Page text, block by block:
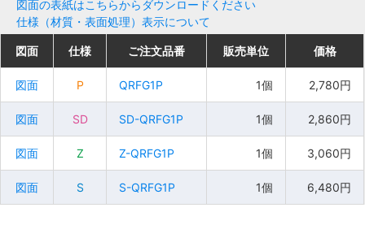
図面の表紙はこちらからダウンロードください
仕様（材質・表面処理）表示について
図面 仕様 ご注文品番 販売単位
図面 QRFG1P 2,780円
図面 SD SD-QRFG1P 2,860円
図面 Z-QRFG1P 3,060円
図面 S-QRFG1P 6,480円
図面 仕様 ご注文品番 販売単位 価格
図面 P QRFG1P 1個 2,780円
図面 SD SD-QRFG1P 1個 2,860円
図面 Z Z-QRFG1P 1個 3,060円
図面 S S-QRFG1P 1個 6,480円
図面 仕様 ご注文品番 販売単位
図面 QRFG1P 2,780円
図面 SD SD-QRFG1P 2,860円
図面 Z-QRFG1P 3,060円
図面 S-QRFG1P 6,480円
図面 仕様 ご注文品番 販売単位 価格
図面 P QRFG1P 1個 2,780円
図面 SD SD-QRFG1P 1個 2,860円
図面 Z Z-QRFG1P 1個 3,060円
図面 S S-QRFG1P 1個 6,480円